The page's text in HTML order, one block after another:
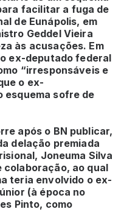
facilitar a fuga de
de Eunápolis, em
Geddel Vieira
às acusações. Em
ex-deputado federal
“irresponsáveis e
o ex-
esquema sofre de
após o BN publicar,
delação premiada
Joneuma Silva
colaboração, ao qual
teria envolvido o ex-
(à época no
Pinto, como